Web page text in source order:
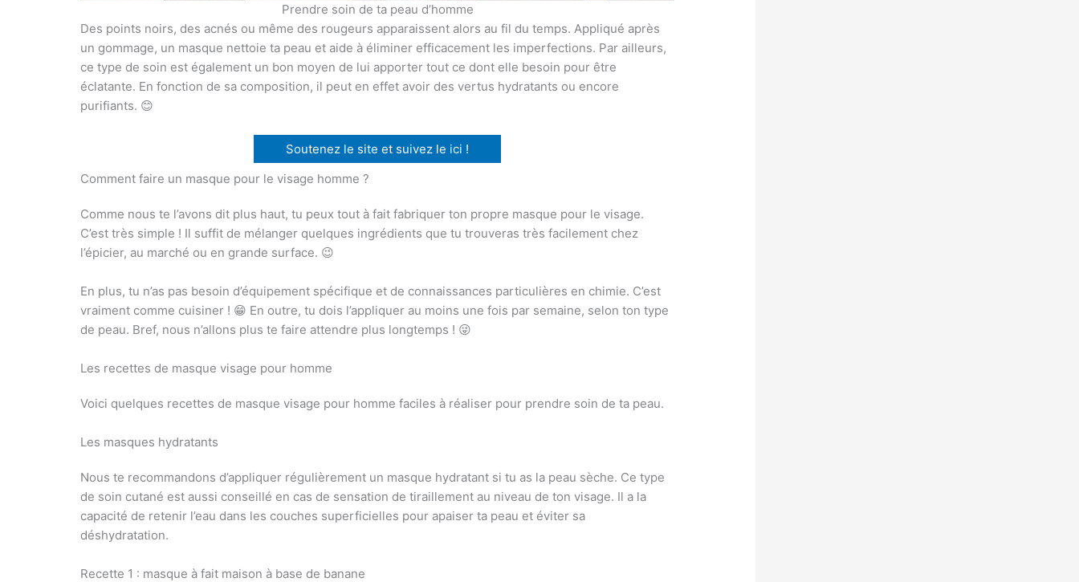
Prendre soin de ta peau d’homme
Des points noirs, des acnés ou même des rougeurs apparaissent alors au fil du temps. Appliqué après
un gommage, un masque nettoie ta peau et aide à éliminer efficacement les imperfections. Par ailleurs,
ce type de soin est également un bon moyen de lui apporter tout ce dont elle besoin pour être
éclatante. En fonction de sa composition, il peut en effet avoir des vertus hydratants ou encore
purifiants. 😊
Soutenez le site et suivez le ici !
Comment faire un masque pour le visage homme ?
Comme nous te l’avons dit plus haut, tu peux tout à fait fabriquer ton propre masque pour le visage.
C’est très simple ! Il suffit de mélanger quelques ingrédients que tu trouveras très facilement chez
l’épicier, au marché ou en grande surface. 😉
En plus, tu n’as pas besoin d’équipement spécifique et de connaissances particulières en chimie. C’est
vraiment comme cuisiner ! 😁 En outre, tu dois l’appliquer au moins une fois par semaine, selon ton type
de peau. Bref, nous n’allons plus te faire attendre plus longtemps ! 😜
Les recettes de masque visage pour homme
Voici quelques recettes de masque visage pour homme faciles à réaliser pour prendre soin de ta peau.
Les masques hydratants
Nous te recommandons d’appliquer régulièrement un masque hydratant si tu as la peau sèche. Ce type
de soin cutané est aussi conseillé en cas de sensation de tiraillement au niveau de ton visage. Il a la
capacité de retenir l’eau dans les couches superficielles pour apaiser ta peau et éviter sa
déshydratation.
Recette 1 : masque à fait maison à base de banane